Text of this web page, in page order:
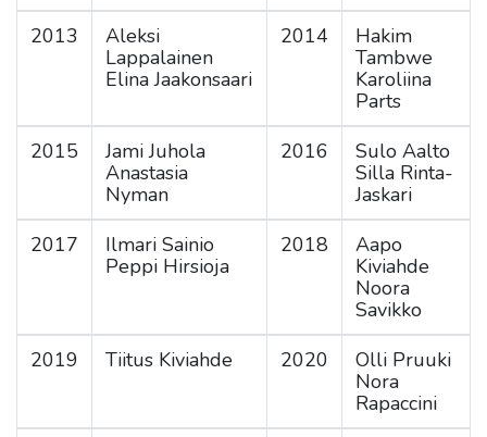
2013
Aleksi
Lappalainen
Elina Jaakonsaari
2014
Hakim
Tambwe
Karoliina
Parts
2015
Jami Juhola
Anastasia
Nyman
2016
Sulo Aalto
Silla Rinta-
Jaskari
2017
Ilmari Sainio
Peppi Hirsioja
2018
Aapo
Kiviahde
Noora
Savikko
2019
Tiitus Kiviahde 2020
Olli Pruuki
Nora
Rapaccini